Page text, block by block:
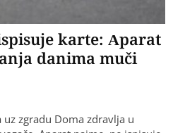
karte: Aparat
danima muči
zgradu Doma zdravlja u